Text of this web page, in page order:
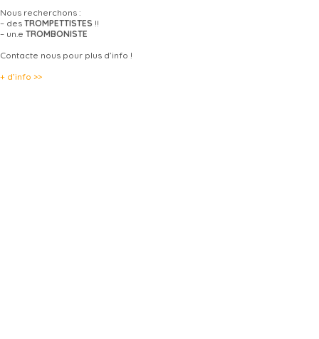
Nous recherchons :
– des TROMPETTISTES !!
– un.e TROMBONISTE
Contacte nous pour plus d’info !
+ d’info >>